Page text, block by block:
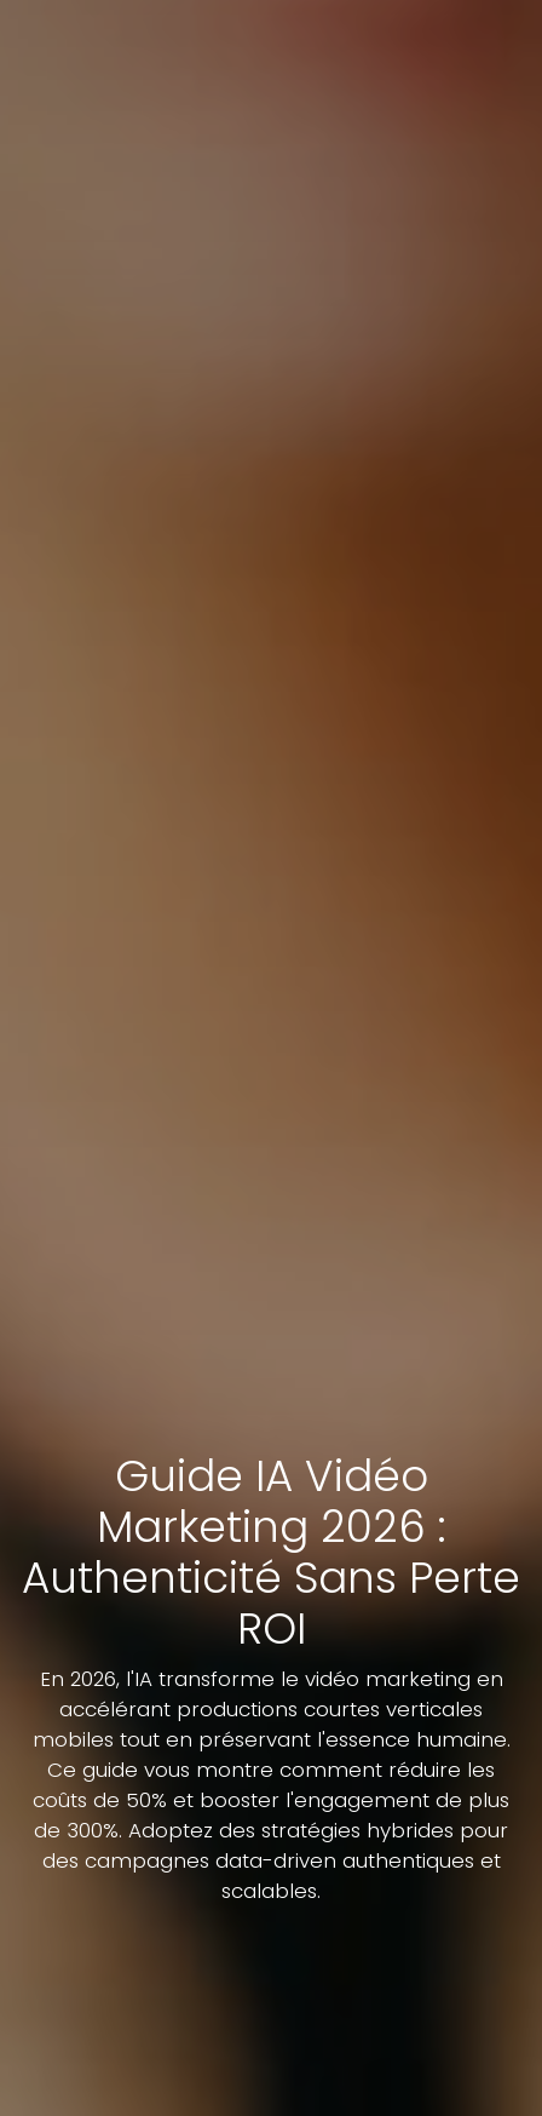
Guide IA Vidéo
Marketing 2026 :
Authenticité Sans Perte
ROI
En 2026, l'IA transforme le vidéo marketing en
accélérant productions courtes verticales
mobiles tout en préservant l'essence humaine.
Ce guide vous montre comment réduire les
coûts de 50% et booster l'engagement de plus
de 300%. Adoptez des stratégies hybrides pour
des campagnes data-driven authentiques et
scalables.